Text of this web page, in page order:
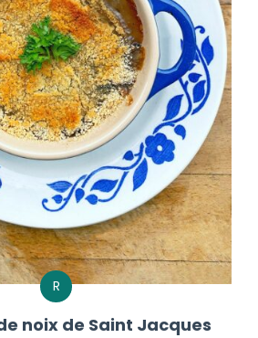
R
noix de Saint Jacques